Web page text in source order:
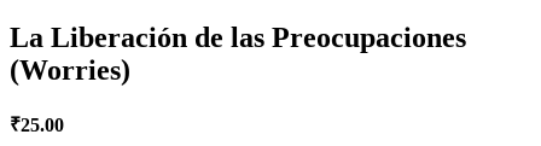
La Liberación de las Preocupaciones
(Worries)
₹25.00